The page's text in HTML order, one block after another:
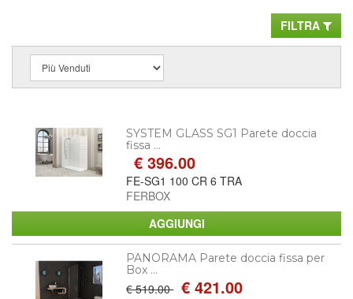
FILTRA
SYSTEM GLASS SG1 Parete doccia
fissa ...
€ 396.00
FE-SG1 100 CR 6 TRA
FERBOX
PANORAMA Parete doccia fissa per
Box ...
€ 519.00 € 421.00